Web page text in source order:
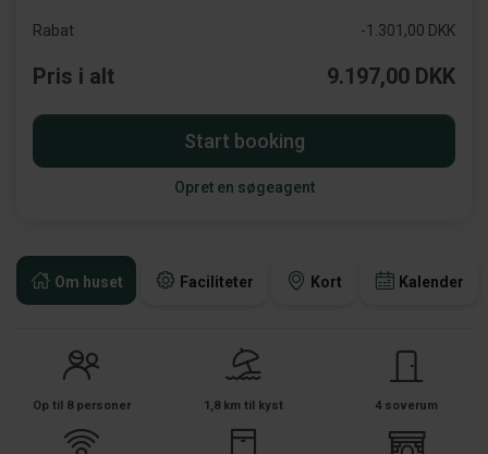
Om huset Faciliteter Kort Kalender
Op til 8 personer 1,8 km til kyst 4 soverum
Rabat -1.301,00 DKK
Pris i alt 9.197,00 DKK
Start booking
Opret en søgeagent